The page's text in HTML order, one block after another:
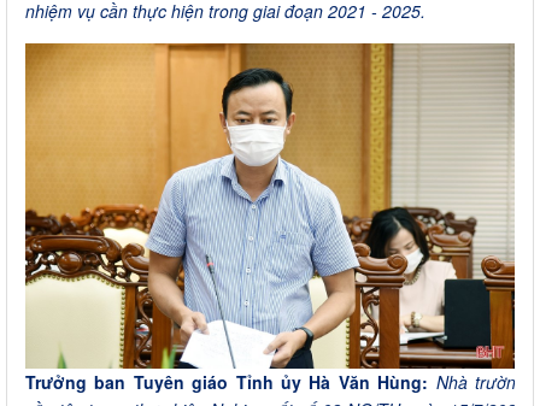
nhiệm vụ cần thực hiện trong giai đoạn 2021 - 2025.
Trưởng ban Tuyên giáo Tỉnh ủy Hà Văn Hùng: Nhà trường